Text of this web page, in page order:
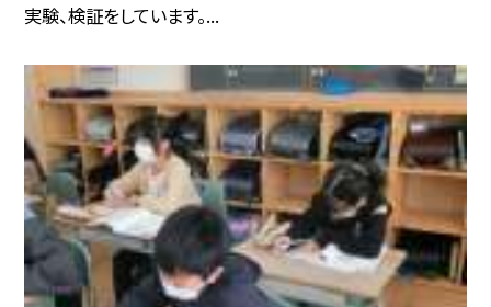
実験、検証をしています。...